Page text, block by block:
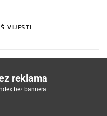
VIJESTI
reklama
bez bannera.